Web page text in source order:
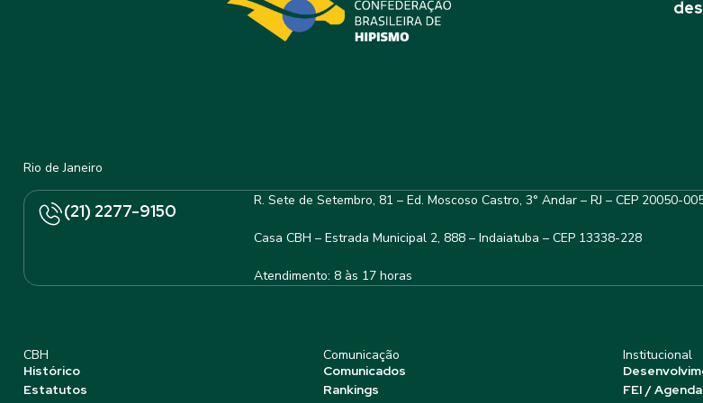
Rio de Janeiro
(21) 2277-9150
R. Sete de Setembro, 81 – Ed. Moscoso Castro, 3° Andar – RJ – CEP 20050-
Casa CBH – Estrada Municipal 2, 888 – Indaiatuba – CEP 13338-228
Atendimento: 8 às 17 horas
CBH
Histórico
Estatutos
Comunicação
Comunicados
Rankings
Institucional
FEI /